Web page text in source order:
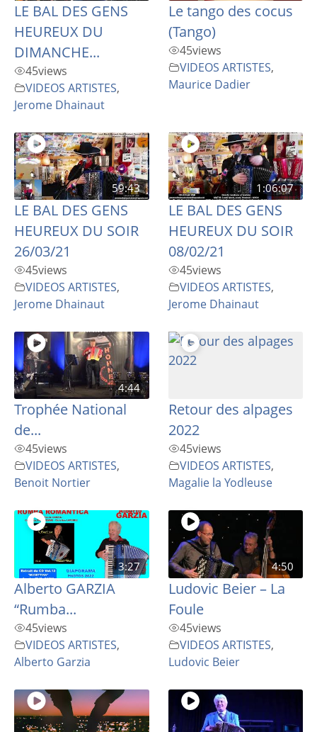
LE BAL DES GENS
HEUREUX DU
DIMANCHE...
45views
VIDEOS ARTISTES,
Jerome Dhainaut
Le tango des cocus
(Tango)
45views
VIDEOS ARTISTES,
Maurice Dadier
59:43
LE BAL DES GENS
HEUREUX DU SOIR
26/03/21
45views
VIDEOS ARTISTES,
Jerome Dhainaut
1:06:07
LE BAL DES GENS
HEUREUX DU SOIR
08/02/21
45views
VIDEOS ARTISTES,
Jerome Dhainaut
4:44
Trophée National
de...
45views
VIDEOS ARTISTES,
Benoit Nortier
Retour des alpages
2022
45views
VIDEOS ARTISTES,
Magalie la Yodleuse
3:27
Alberto GARZIA
“Rumba...
45views
VIDEOS ARTISTES,
Alberto Garzia
4:50
Ludovic Beier – La
Foule
45views
VIDEOS ARTISTES,
Ludovic Beier